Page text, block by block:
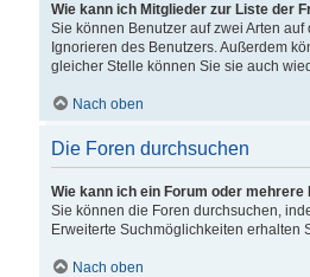
Wie kann ich Mitglieder zur Liste der
Sie können Benutzer auf zwei Arten
Ignorieren des Benutzers. Außerdem
gleicher Stelle können Sie sie auch
Nach oben
Die Foren durchsuchen
Wie kann ich ein Forum oder
Sie können die Foren durchsuchen,
Erweiterte Suchmöglichkeiten erhalten
Nach oben